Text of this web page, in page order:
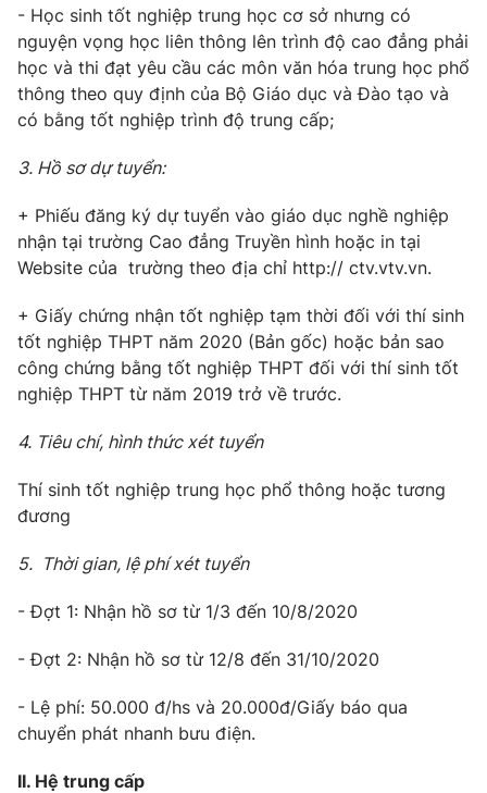
Liên hệ quảng cáo:
024-7300.7108
® Cấm sao chép dưới mọi hình thức nếu không có sự chấp
thuận bằng văn bản. Ghi rõ nguồn VTV.vn khi phát hành lại
thông tin từ website này.
- Học sinh tốt nghiệp trung học cơ sở nhưng có
nguyện vọng học liên thông lên trình độ cao đẳng phải
học và thi đạt yêu cầu các môn văn hóa trung học phổ
thông theo quy định của Bộ Giáo dục và Đào tạo và
có bằng tốt nghiệp trình độ trung cấp;
3. Hồ sơ dự tuyển:
+ Phiếu đăng ký dự tuyển vào giáo dục nghề nghiệp
nhận tại trường Cao đẳng Truyền hình hoặc in tại
Website của trường theo địa chỉ http:// ctv.vtv.vn.
+ Giấy chứng nhận tốt nghiệp tạm thời đối với thí sinh
tốt nghiệp THPT năm 2020 (Bản gốc) hoặc bản sao
công chứng bằng tốt nghiệp THPT đối với thí sinh tốt
nghiệp THPT từ năm 2019 trở về trước.
4. Tiêu chí, hình thức xét tuyển
Thí sinh tốt nghiệp trung học phổ thông hoặc tương
đương
5. Thời gian, lệ phí xét tuyển
- Đợt 1: Nhận hồ sơ từ 1/3 đến 10/8/2020
- Đợt 2: Nhận hồ sơ từ 12/8 đến 31/10/2020
- Lệ phí: 50.000 đ/hs và 20.000đ/Giấy báo qua
chuyển phát nhanh bưu điện.
II. Hệ trung cấp